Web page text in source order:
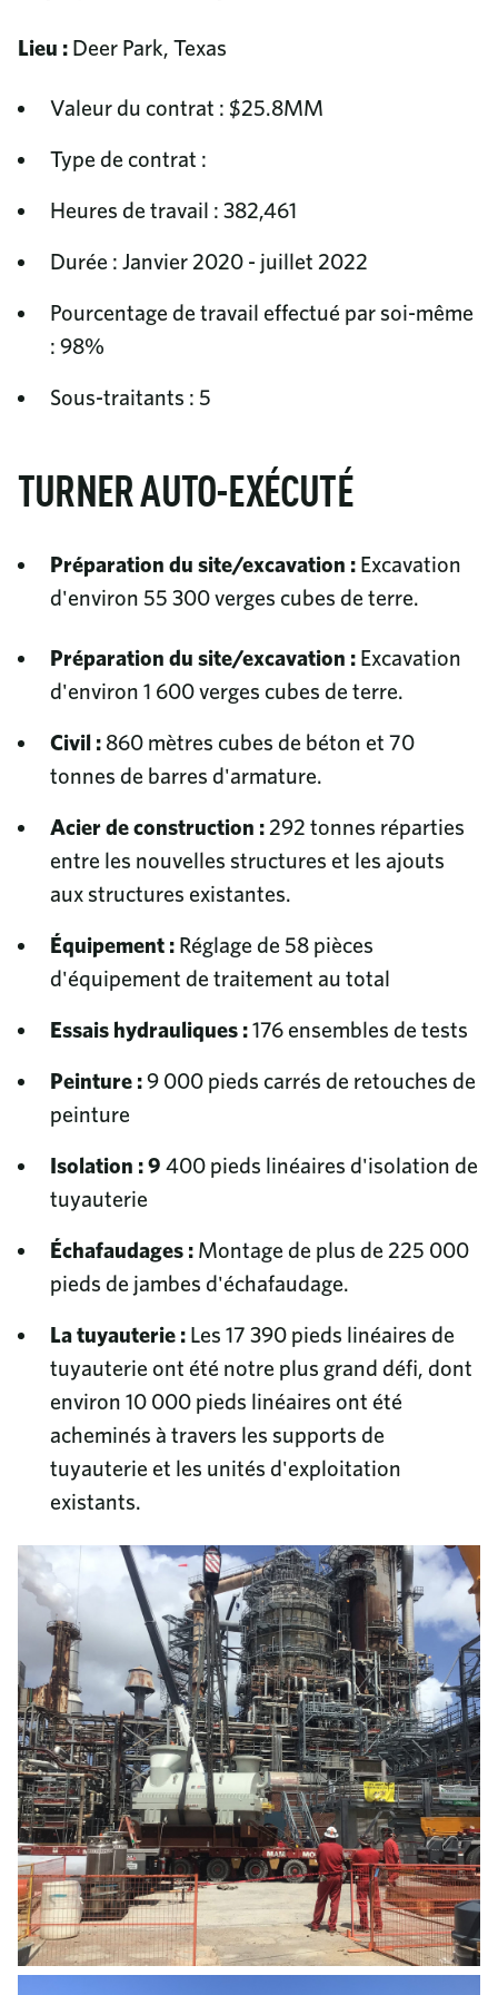
Lieu : Deer Park, Texas
Valeur du contrat : $25.8MM
Type de contrat :
Heures de travail : 382,461
Durée : Janvier 2020 - juillet 2022
Pourcentage de travail effectué par soi-même
: 98%
Sous-traitants : 5
TURNER AUTO-EXÉCUTÉ
Préparation du site/excavation : Excavation
d'environ 55 300 verges cubes de terre.
Préparation du site/excavation : Excavation
d'environ 1 600 verges cubes de terre.
Civil : 860 mètres cubes de béton et 70
tonnes de barres d'armature.
Acier de construction :292 tonnes réparties
entre les nouvelles structures et les ajouts
aux structures existantes.
Équipement : Réglage de 58 pièces
d'équipement de traitement au total
Essais hydrauliques :176 ensembles de tests
Peinture :9 000 pieds carrés de retouches de
peinture
Isolation : 9 400 pieds linéaires d'isolation de
tuyauterie
Échafaudages : Montage de plus de 225 000
pieds de jambes d'échafaudage.
La tuyauterie : Les 17 390 pieds linéaires de
tuyauterie ont été notre plus grand défi, dont
environ 10 000 pieds linéaires ont été
acheminés à travers les supports de
tuyauterie et les unités d'exploitation
existants.